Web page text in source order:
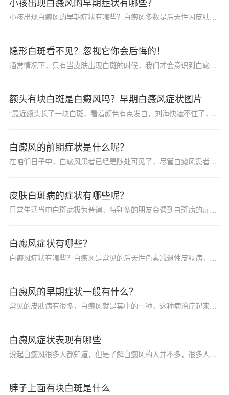
小孩出现白癜风的早期症状有哪些？白癜风多数是后天性因皮肤色素脱失而发生的局限性白色斑片，使得局部皮肤呈白斑样，通常人们把它称之为色素脱失皮肤病，白癜风可发生于任何人群，所以不仅成年人有，而且很多儿童也会患上白癜风，那么，关于这一问题，我们就来看看西安远大白癜风医院专家的具体分析：
隐形白斑看不见？忽视它你会后悔的！
通常情况下，只有当皮肤出现白斑的时候，我们才会意识到白癜风疾病的存在，但其实，大家都忽略了另一种白斑的存在，那就是隐性白斑。患者朋友千万不要以为看不见就可以忽视它，为什么呢?下面为大家详细讲解：一、何为隐性白斑?隐性白斑实际上是外部白斑的前身，虽然在显现之前我们肉眼看不见，
额头有块白斑是白癜风吗？早期白癜风症状图片
“最近额头长了一块白斑，看着颜色有点发白，刘海快遮不住了，好担心会不会是白癜风啊?”皮肤出现白斑不一定就是白癜风，通常情况下表现为白斑的疾病主要有一下几种，下面我们来做以区分：1、白癜风白癜风是一种常见的后天性限局性或泛发性皮肤色素脱失病。由于自身免疫系统和
白癜风的前期症状是什么呢？
在咱们日子中，白癜风患者已经是随处可见了，尽管白癜风患者很常见，不过这种病仍然是很难治好的。为了能够不受白癜风的困扰，咱们我们就必定要做好白癜风的有用防备，不让白癜风有待机而动。那么，白癜风的前期症状是什么呢？
皮肤白斑病的症状有哪些呢？
日常生活当中白斑病极为普遍，特别多的朋友会遇到白斑病的症状，为此患者的皮肤明显的异常，令患者皮肤方面受到了较严重的伤害，各位朋友需要将白斑病关注起来，而且还要清楚的了解该病发生后带来的症状表现，认识一下皮肤白斑病的症状有哪些呢？
白瘢风症状有哪些？
白瘢风症状有哪些？白癜风是常见的后天性色素减退性皮肤病，表现为局阴性或泛发性色素脱失。本病在世界各地均有发生，可以累及所有民族。据统计世界发病率为0.3%到3.8%，一般肤色浅的人群发病率低，而肤色深的人群患病率高。白癜风在某些情况下可能会危及生命，如皮肤癌，自卑等引起自杀。一定要引起重视，尽快把病治好。了解白瘢风的常见症状，可以使患者及早发现、及早治疗。
白癜风的早期症状一般有什么？
常见的皮肤病有很多，白癜风就是其中的一种，这种病治疗起来是非常困难的，因为这个病比较顽固，比较容易复发，在治疗过程中还比较容易扩散，一旦患上，将严重影响患者的生活，那么这个病的早期都有什么症状呢，下面给大家介绍一下。
白癜风症状表现有哪些
说起白癜风很多人都知道，但是了解白癜风的人并不多，很多人就是在早期没有了解白癜风症状，没能及时的治疗，导致带来了很大的影响，那么我们来具体看一下白癜风症状表现有哪些？
脖子上面有块白斑是什么